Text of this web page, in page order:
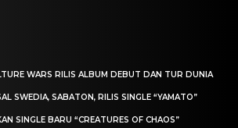
WARS RILIS ALBUM DEBUT DAN TUR DUNIA
SWEDIA, SABATON, RILIS SINGLE “YAMATO”
SINGLE BARU “CREATURES OF CHAOS”